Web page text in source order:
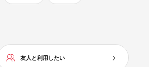
友人と利用したい